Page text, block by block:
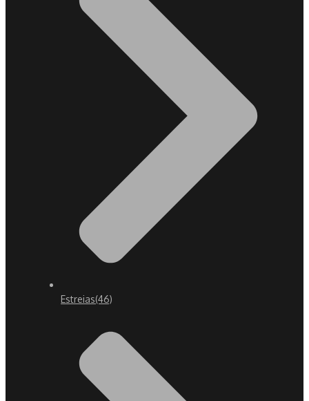
Estreias(46)